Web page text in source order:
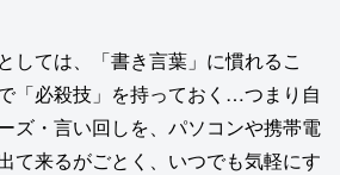
しては、「書き言葉」に慣れるこ
「必殺技」を持っておく…つまり自
ズ・言い回しを、パソコンや携帯電
て来るがごとく、いつでも気軽にす